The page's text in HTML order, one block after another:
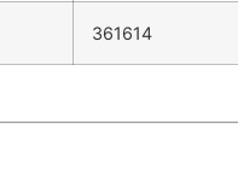
361614